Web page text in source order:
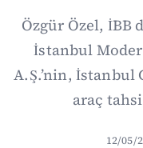
Özgür Özel, İBB
İstanbul
A.Ş.’nin, İstanbul
araç
12/05/